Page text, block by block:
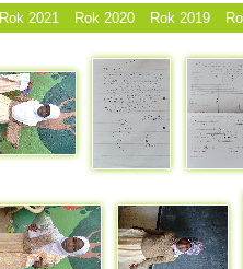
Rok 2021 Rok 2020 Rok 2019